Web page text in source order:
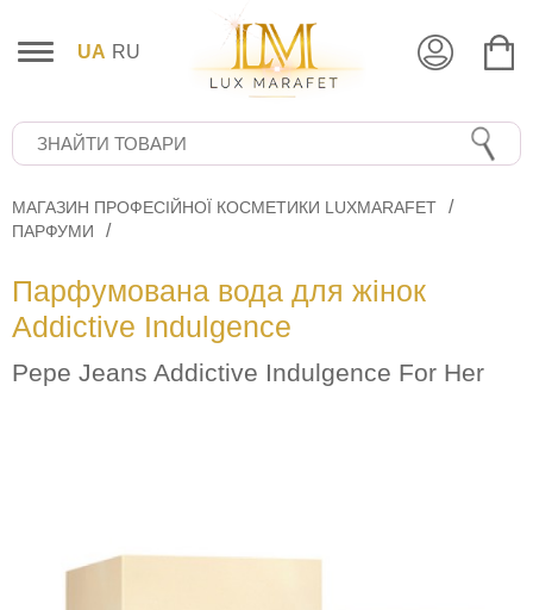
UA RU
МАГАЗИН ПРОФЕСІЙНОЇ КОСМЕТИКИ LUXMARAFET
ПАРФУМИ
Парфумована вода для жінок
Addictive Indulgence
Pepe Jeans Addictive Indulgence For Her